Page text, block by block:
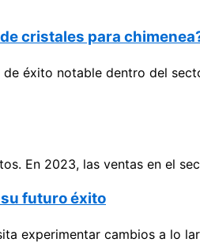
cristales para
éxito notable dentro del
En 2023, las ventas en el
futuro éxito
experimentar cambios a lo